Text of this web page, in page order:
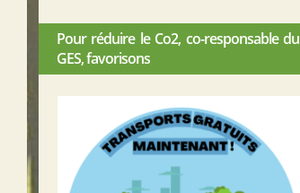
Pour réduire le Co2, co-responsable du
GES, favorisons